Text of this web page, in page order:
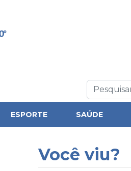
ESPORTE SAÚDE
Você viu?